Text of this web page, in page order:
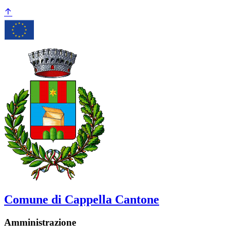
Comune di Cappella Cantone
Amministrazione